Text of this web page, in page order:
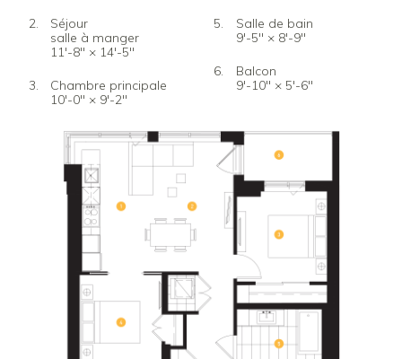
Séjour
salle à manger
11'-8" × 14'-5"
Chambre principale
10'-0" × 9'-2"
Salle de bain
9'-5" × 8'-9"
Balcon
9'-10" × 5'-6"